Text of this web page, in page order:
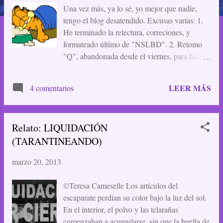
Una vez más, ya lo sé, yo mejor que nadie,
tengo el blog desatendido. Excusas varias: 1.
He terminado la relectura, correciones, y
formateado último de "NSLBD". 2. Retomo
"Q", abandonada desde el viernes, para hacer
tv, y con la sensación de esta perdiendo el
tiempo y el ansia de salir corriendo a coger
algún avión que me lleve a una playa soleada.
4. Procuro seguir al día en Facebook, donde
encontraréis todas mis novedades sobre las
ver si retomo el ritmo natural de las cosas. Para
los que tenéis vacaciones, disfrutarlas algo
mejor de lo que yo lo estoy haciendo hasta
4 comentarios LEER MÁS
Relato: LIQUIDACIÓN
(TARANTINEANDO)
marzo 20, 2013
©Teresa Cameselle Los artículos del
escaparate perdían su color bajo la luz del sol.
En el interior, el polvo y las telarañas